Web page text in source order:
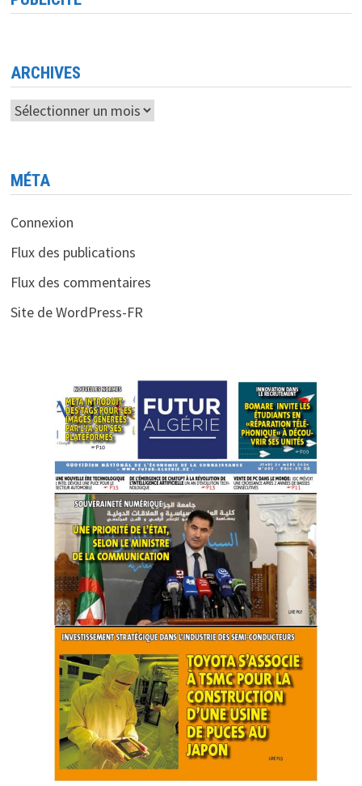
ARCHIVES
Archives
MÉTA
Connexion
Flux des publications
Flux des commentaires
Site de WordPress-FR